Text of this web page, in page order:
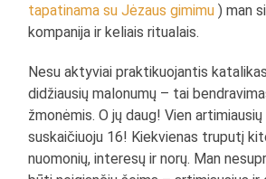
tapatinama su Jėzaus gimimu ) man
kompanija ir keliais ritualais.
Nesu aktyviai praktikuojantis
didžiausių malonumų – tai
žmonėmis. O jų daug! Vien
suskaičiuoju 16! Kiekvienas truputį
nuomonių, interesų ir norų. Man